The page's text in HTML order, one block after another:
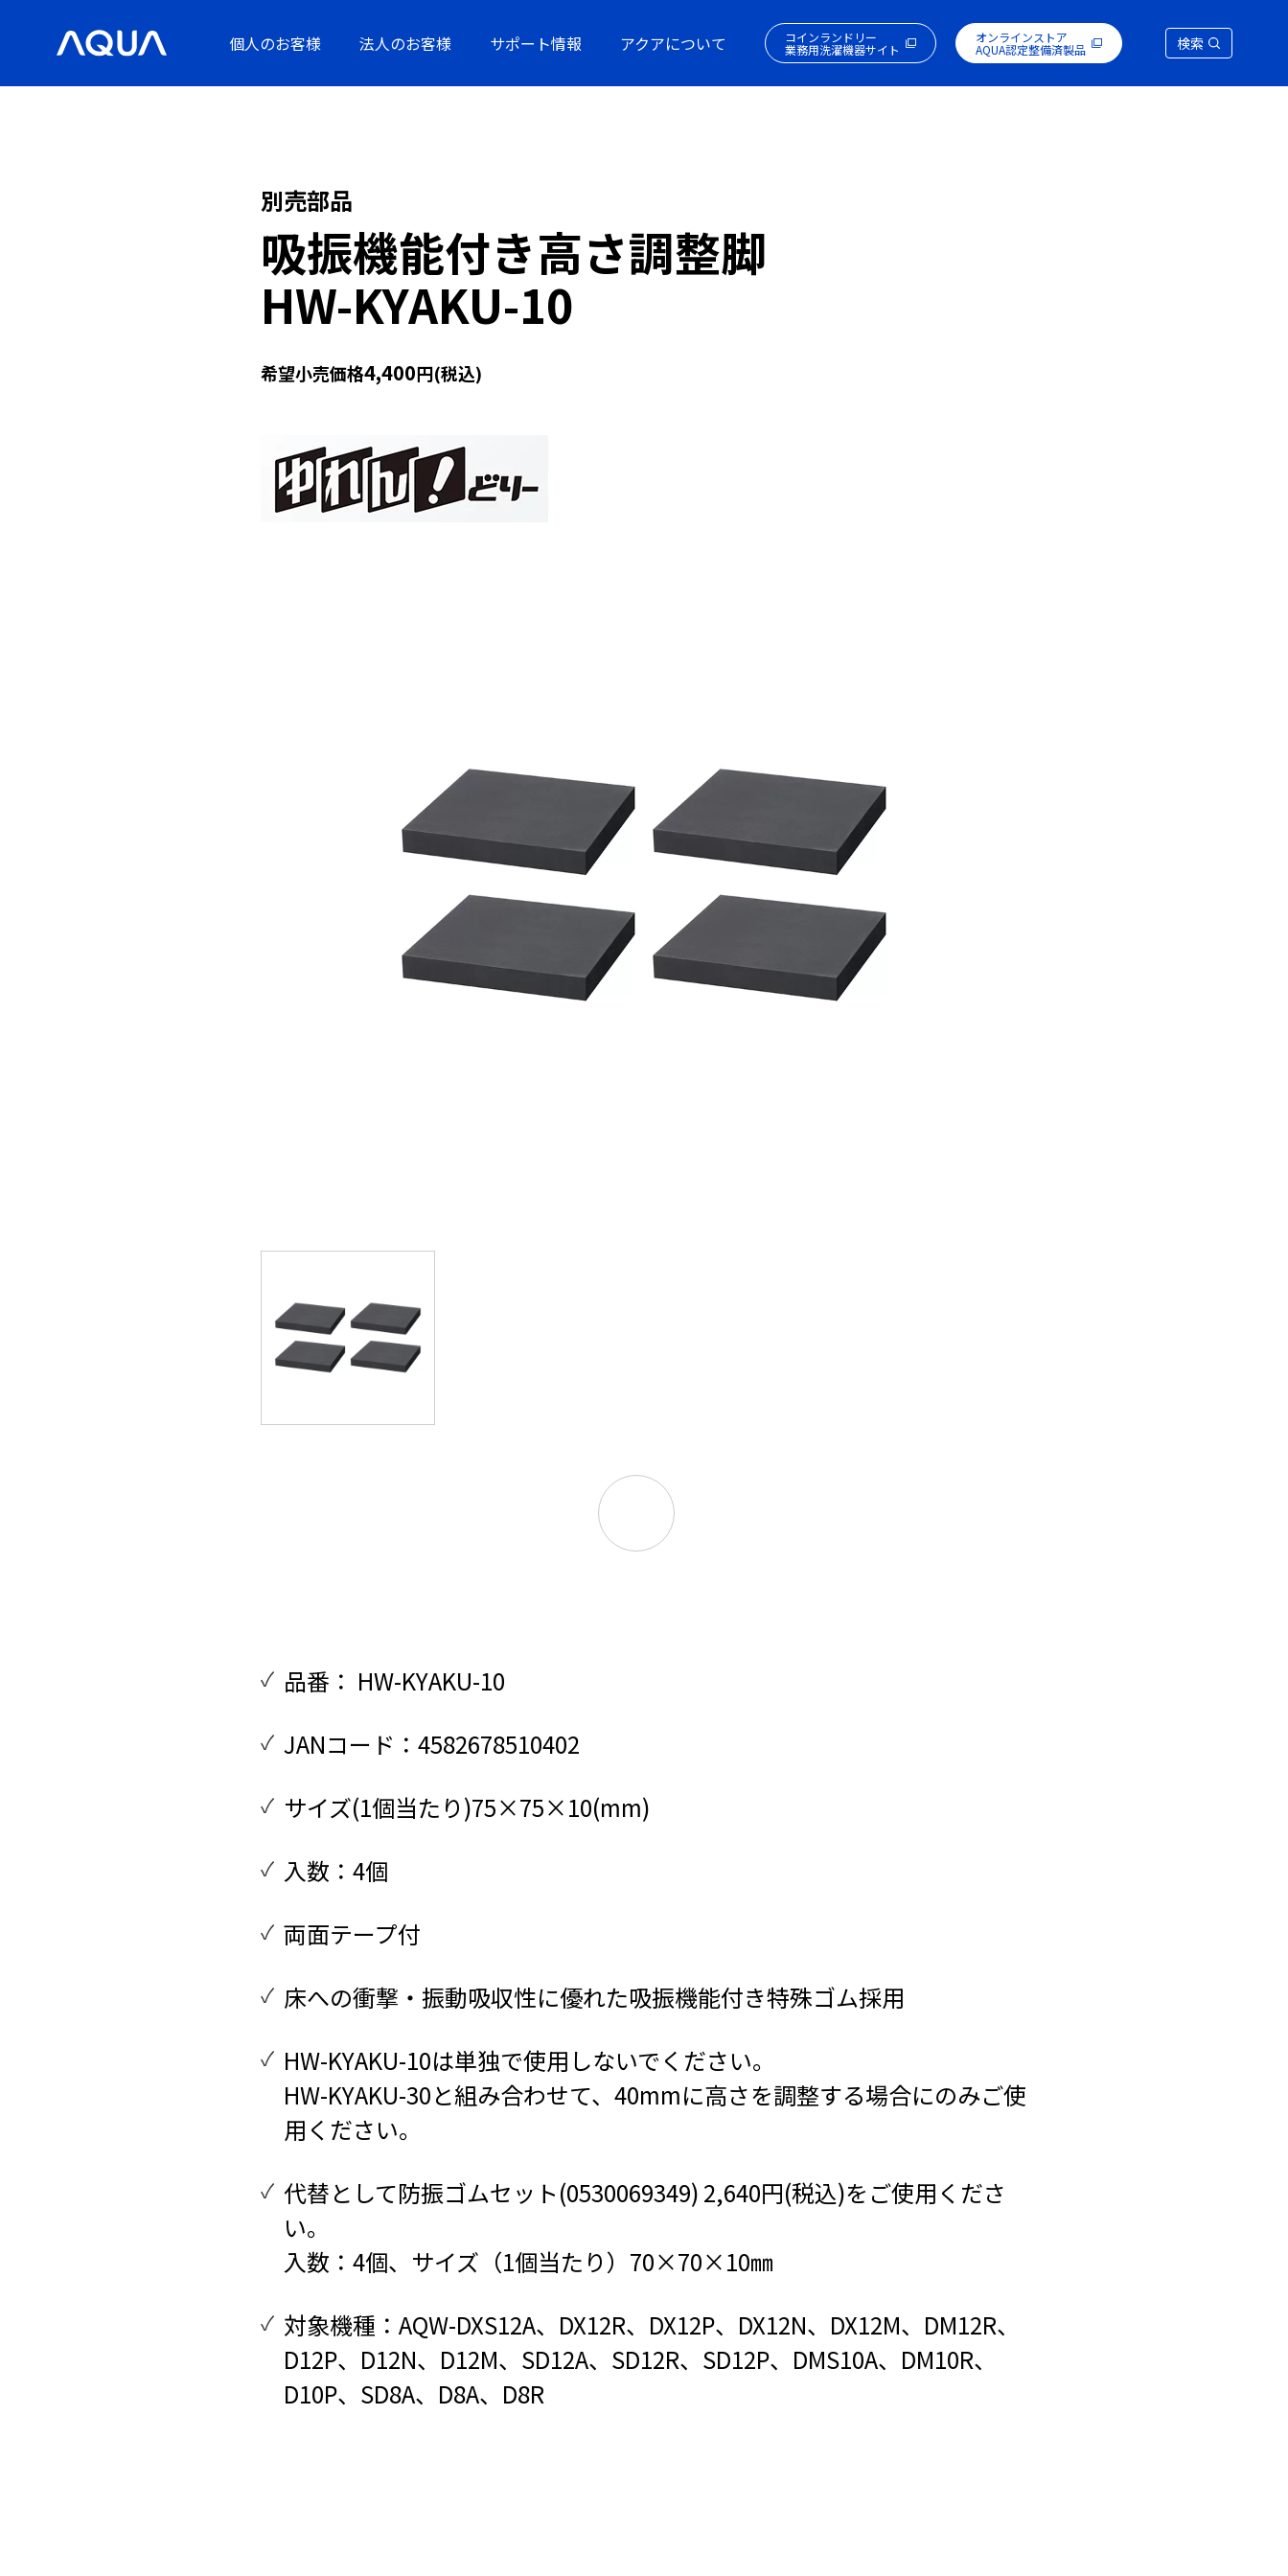
個人のお客様 法人のお客様 サポート情報 アクアについて コインランドリー
業務用洗濯機器サイト
オンラインストア
AQUA認定整備済製品 検索
別売部品
吸振機能付き高さ調整脚
HW-KYAKU-10
希望小売価格4,400円(税込)
品番： HW-KYAKU-10
JANコード：4582678510402
サイズ(1個当たり)75×75×10(mm)
入数：4個
両面テープ付
床への衝撃・振動吸収性に優れた吸振機能付き特殊ゴム採用
HW-KYAKU-10は単独で使用しないでください。
HW-KYAKU-30と組み合わせて、40mmに高さを調整する場合にのみご使
用ください。
代替として防振ゴムセット(0530069349) 2,640円(税込)をご使用くださ
い。
入数：4個、サイズ（1個当たり）70×70×10㎜
対象機種：AQW-DXS12A、DX12R、DX12P、DX12N、DX12M、DM12R、
D12P、D12N、D12M、SD12A、SD12R、SD12P、DMS10A、DM10R、
D10P、SD8A、D8A、D8R